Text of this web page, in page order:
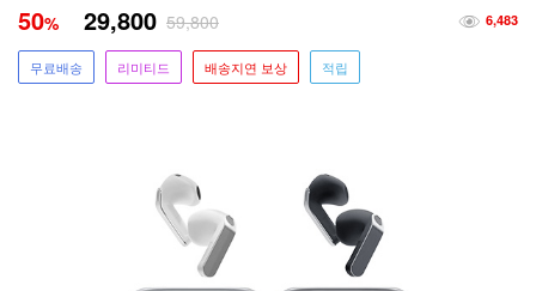
6,483
50% 29,800 59,800
무료배송 리미티드 배송지연 보상 적립